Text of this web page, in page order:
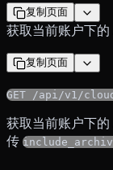
复制页面
获取当前账户下的
复制页面
GET /api/v1/
获取当前账户下
传